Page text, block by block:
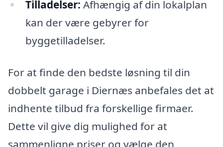
Tilladelser: Afhængig af din lokalplan
kan der være gebyrer for
byggetilladelser.
For at finde den bedste løsning til din
dobbelt garage i Diernæs anbefales det at
indhente tilbud fra forskellige firmaer.
Dette vil give dig mulighed for at
sammenligne priser og vælge den